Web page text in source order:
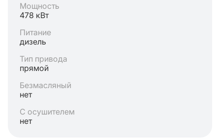
Мощность
478 кВт
Питание
дизель
Тип привода
прямой
Безмасляный
нет
С осушителем
нет